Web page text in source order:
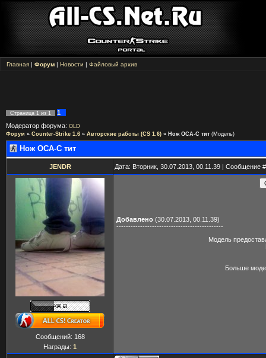
Главная | Форум | Новости | Файловый архив
Страница 1 из 1
1
Модератор форума: OLD
Форум » Counter-Strike 1.6 » Авторские работы (CS 1.6) » Нож ОСА-С тит (Модель)
Нож ОСА-С тит
JENDR Дата: Вторник, 30.07.2013, 00.11.39 | Сообщение
Сообщений: 168
Награды: 1
Добавлено (30.07.2013, 00.11.39)
---------------------------------------------
Модель
Больше